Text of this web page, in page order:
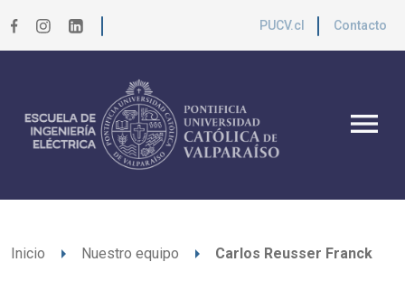
PUCV.cl Contacto
menu
Inicio arrow_right Nuestro equipo arrow_right Carlos Reusser Franck